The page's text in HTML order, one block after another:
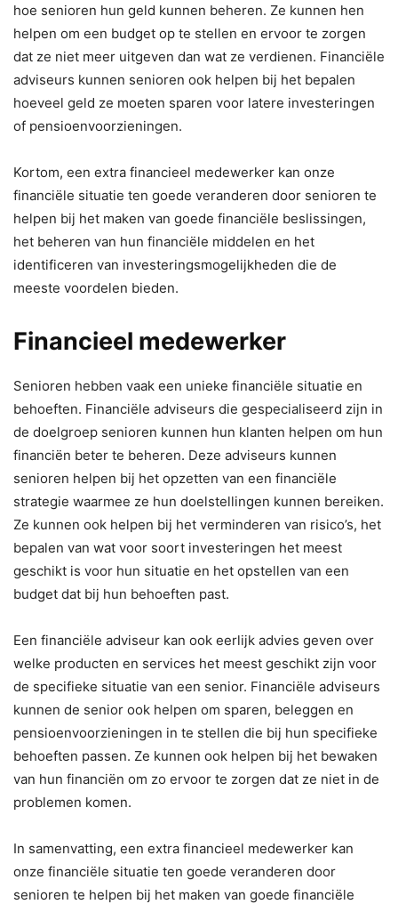
hoe senioren hun geld kunnen beheren. Ze kunnen hen
helpen om een budget op te stellen en ervoor te zorgen
dat ze niet meer uitgeven dan wat ze verdienen. Financiële
adviseurs kunnen senioren ook helpen bij het bepalen
hoeveel geld ze moeten sparen voor latere investeringen
of pensioenvoorzieningen.
Kortom, een extra financieel medewerker kan onze
financiële situatie ten goede veranderen door senioren te
helpen bij het maken van goede financiële beslissingen,
het beheren van hun financiële middelen en het
identificeren van investeringsmogelijkheden die de
meeste voordelen bieden.
Financieel medewerker
Senioren hebben vaak een unieke financiële situatie en
behoeften. Financiële adviseurs die gespecialiseerd zijn in
de doelgroep senioren kunnen hun klanten helpen om hun
financiën beter te beheren. Deze adviseurs kunnen
senioren helpen bij het opzetten van een financiële
strategie waarmee ze hun doelstellingen kunnen bereiken.
Ze kunnen ook helpen bij het verminderen van risico’s, het
bepalen van wat voor soort investeringen het meest
geschikt is voor hun situatie en het opstellen van een
budget dat bij hun behoeften past.
Een financiële adviseur kan ook eerlijk advies geven over
welke producten en services het meest geschikt zijn voor
de specifieke situatie van een senior. Financiële adviseurs
kunnen de senior ook helpen om sparen, beleggen en
pensioenvoorzieningen in te stellen die bij hun specifieke
behoeften passen. Ze kunnen ook helpen bij het bewaken
van hun financiën om zo ervoor te zorgen dat ze niet in de
problemen komen.
In samenvatting, een extra financieel medewerker kan
onze financiële situatie ten goede veranderen door
senioren te helpen bij het maken van goede financiële